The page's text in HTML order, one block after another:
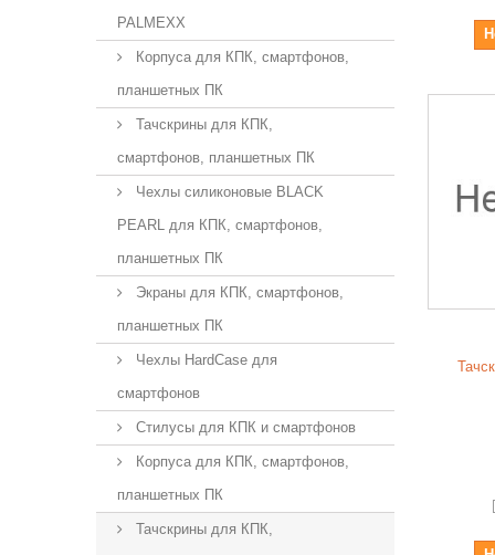
PALMEXX
Корпуса для КПК, смартфонов,
планшетных ПК
Тачскрины для КПК,
смартфонов, планшетных ПК
Чехлы силиконовые BLACK
PEARL для КПК, смартфонов,
планшетных ПК
Экраны для КПК, смартфонов,
планшетных ПК
Чехлы HardCase для
смартфонов
Стилусы для КПК и смартфонов
Корпуса для КПК, смартфонов,
планшетных ПК
Тачскрины для КПК,